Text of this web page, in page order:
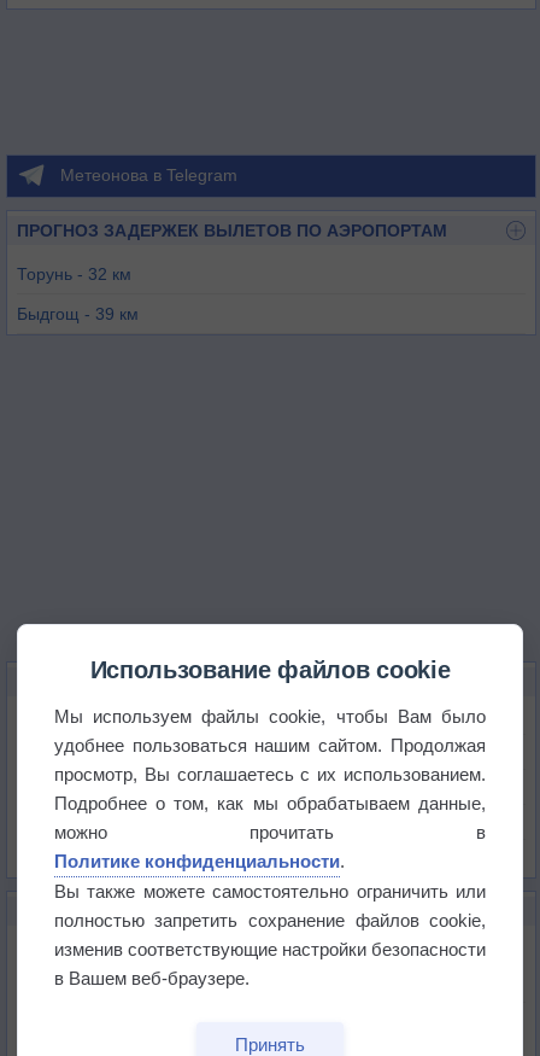
Метеонова в Telegram
ПРОГНОЗ ЗАДЕРЖЕК ВЫЛЕТОВ ПО АЭРОПОРТАМ
Торунь - 32 км
Быдгощ - 39 км
КАРТЫ ПОГОДЫ В ИНОВРОЦЛАВЕ
Температура
Давление
Осадки
Список всех карт
Дневная температура воздуха в ОАЭ превысила
+51°
Использование файлов cookie
Мы используем файлы cookie, чтобы Вам было
удобнее пользоваться нашим сайтом. Продолжая
просмотр, Вы соглашаетесь с их использованием.
Подробнее о том, как мы обрабатываем данные,
можно прочитать в
Политике конфиденциальности.
Вы также можете самостоятельно ограничить или
полностью запретить сохранение файлов cookie,
изменив соответствующие настройки безопасности
в Вашем веб-браузере.
Принять